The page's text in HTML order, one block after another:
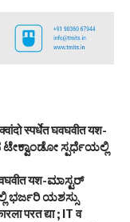
स्पर्धेत घवघवीत यश-
ಸ್ಪರ್ಧೆಯಲ್ಲಿ
यश-ಮಾಸ್ಟರ್
ಭರ್ಜರಿ ಯಶಸ್ಸು
परत द्या ; IT व